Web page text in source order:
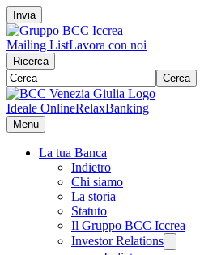
Invia
Mailing ListLavora con noi
Ricerca
Cerca
Ideale OnlineRelaxBanking
Menu
La tua Banca
Indietro
Chi siamo
La storia
Statuto
Il Gruppo BCC Iccrea
Investor Relations